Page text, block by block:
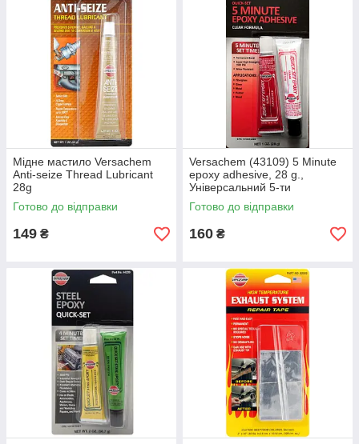
Fortune і включена в список Нью-Йоркської фондової біржі
(NYSE). Виробництво ITW розташоване в 45 країнах світу і
має майже 49000 працівників, зосереджених на створенні
продуктів і новітніх рішень для покупця.
Мідне мастило Versachem
Anti-seize Thread Lubricant
28g
Готово до відправки
149 ₴
Versachem (43109) 5 Minute
epoxy adhesive, 28 g.,
Універсальний 5-ти
хвилинний клей, прозорий
Готово до відправки
160 ₴